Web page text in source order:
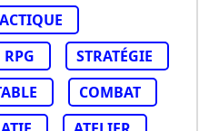
RPG
STRATÉGIE
COMBAT